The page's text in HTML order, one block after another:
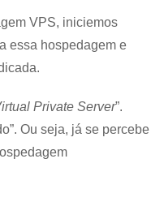
VPS, iniciemos
essa hospedagem e
Private Server”.
Ou seja, já se percebe